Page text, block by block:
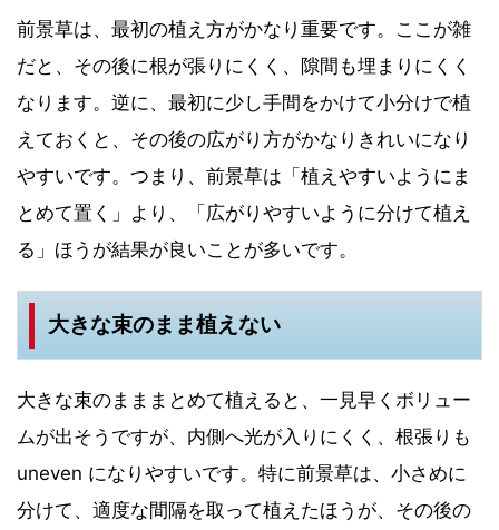
前景草は、最初の植え方がかなり重要です。ここが雑
だと、その後に根が張りにくく、隙間も埋まりにくく
なります。逆に、最初に少し手間をかけて小分けで植
えておくと、その後の広がり方がかなりきれいになり
やすいです。つまり、前景草は「植えやすいようにま
とめて置く」より、「広がりやすいように分けて植え
る」ほうが結果が良いことが多いです。
大きな束のまま植えない
大きな束のまままとめて植えると、一見早くボリュー
ムが出そうですが、内側へ光が入りにくく、根張りも
uneven になりやすいです。特に前景草は、小さめに
分けて、適度な間隔を取って植えたほうが、その後の